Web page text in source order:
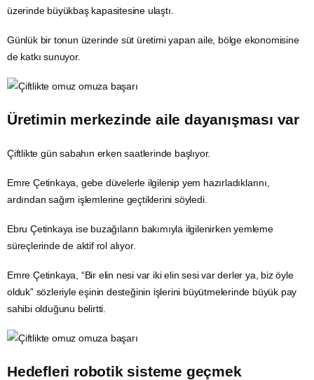
üzerinde büyükbaş kapasitesine ulaştı.
Günlük bir tonun üzerinde süt üretimi yapan aile, bölge ekonomisine
de katkı sunuyor.
Üretimin merkezinde aile dayanışması var
Çiftlikte gün sabahın erken saatlerinde başlıyor.
Emre Çetinkaya, gebe düvelerle ilgilenip yem hazırladıklarını,
ardından sağım işlemlerine geçtiklerini söyledi.
Ebru Çetinkaya ise buzağıların bakımıyla ilgilenirken yemleme
süreçlerinde de aktif rol alıyor.
Emre Çetinkaya, “Bir elin nesi var iki elin sesi var derler ya, biz öyle
olduk” sözleriyle eşinin desteğinin işlerini büyütmelerinde büyük pay
sahibi olduğunu belirtti.
Hedefleri robotik sisteme geçmek